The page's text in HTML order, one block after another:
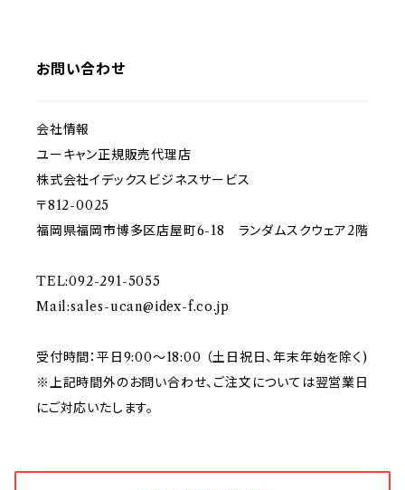
お問い合わせ
会社情報
ユーキャン正規販売代理店
株式会社イデックスビジネスサービス
〒812-0025
福岡県福岡市博多区店屋町6-18 ランダムスクウェア2階
TEL:092-291-5055
Mail:sales-ucan@idex-f.co.jp
受付時間：平日9:00～18:00 （土日祝日、年末年始を除く)
※上記時間外のお問い合わせ、ご注文については翌営業日
にご対応いたします。